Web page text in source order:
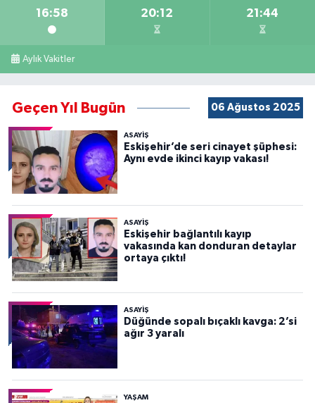
16:58 20:12 21:44
Aylık Vakitler
Geçen Yıl Bugün 06 Ağustos 2025
ASAYİŞ
Eskişehir’de seri cinayet şüphesi:
Aynı evde ikinci kayıp vakası!
ASAYİŞ
Eskişehir bağlantılı kayıp
vakasında kan donduran detaylar
ortaya çıktı!
ASAYİŞ
Düğünde sopalı bıçaklı kavga: 2’si
ağır 3 yaralı
YAŞAM